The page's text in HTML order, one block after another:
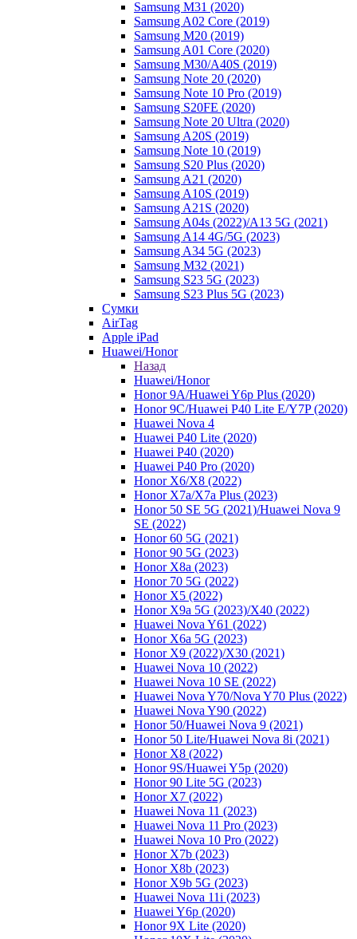
Samsung M31 (2020)
Samsung A02 Core (2019)
Samsung M20 (2019)
Samsung A01 Core (2020)
Samsung M30/A40S (2019)
Samsung Note 20 (2020)
Samsung Note 10 Pro (2019)
Samsung S20FE (2020)
Samsung Note 20 Ultra (2020)
Samsung A20S (2019)
Samsung Note 10 (2019)
Samsung S20 Plus (2020)
Samsung A21 (2020)
Samsung A10S (2019)
Samsung A21S (2020)
Samsung A04s (2022)/А13 5G (2021)
Samsung A14 4G/5G (2023)
Samsung A34 5G (2023)
Samsung M32 (2021)
Samsung S23 5G (2023)
Samsung S23 Plus 5G (2023)
Сумки
AirTag
Apple iPad
Huawei/Honor
Назад
Huawei/Honor
Honor 9A/Huawei Y6p Plus (2020)
Honor 9C/Huawei P40 Lite E/Y7P (2020)
Huawei Nova 4
Huawei P40 Lite (2020)
Huawei P40 (2020)
Huawei P40 Pro (2020)
Honor X6/Х8 (2022)
Honor X7a/X7a Plus (2023)
Honor 50 SE 5G (2021)/Huawei Nova 9
SE (2022)
Honor 60 5G (2021)
Honor 90 5G (2023)
Honor X8a (2023)
Honor 70 5G (2022)
Honor X5 (2022)
Honor X9a 5G (2023)/Х40 (2022)
Huawei Nova Y61 (2022)
Honor X6a 5G (2023)
Honor X9 (2022)/Х30 (2021)
Huawei Nova 10 (2022)
Huawei Nova 10 SE (2022)
Huawei Nova Y70/Nova Y70 Plus (2022)
Huawei Nova Y90 (2022)
Honor 50/Huawei Nova 9 (2021)
Honor 50 Lite/Huawei Nova 8i (2021)
Honor X8 (2022)
Honor 9S/Huawei Y5p (2020)
Honor 90 Lite 5G (2023)
Honor X7 (2022)
Huawei Nova 11 (2023)
Huawei Nova 11 Pro (2023)
Huawei Nova 10 Pro (2022)
Honor X7b (2023)
Honor X8b (2023)
Honor X9b 5G (2023)
Huawei Nova 11i (2023)
Huawei Y6p (2020)
Honor 9X Lite (2020)